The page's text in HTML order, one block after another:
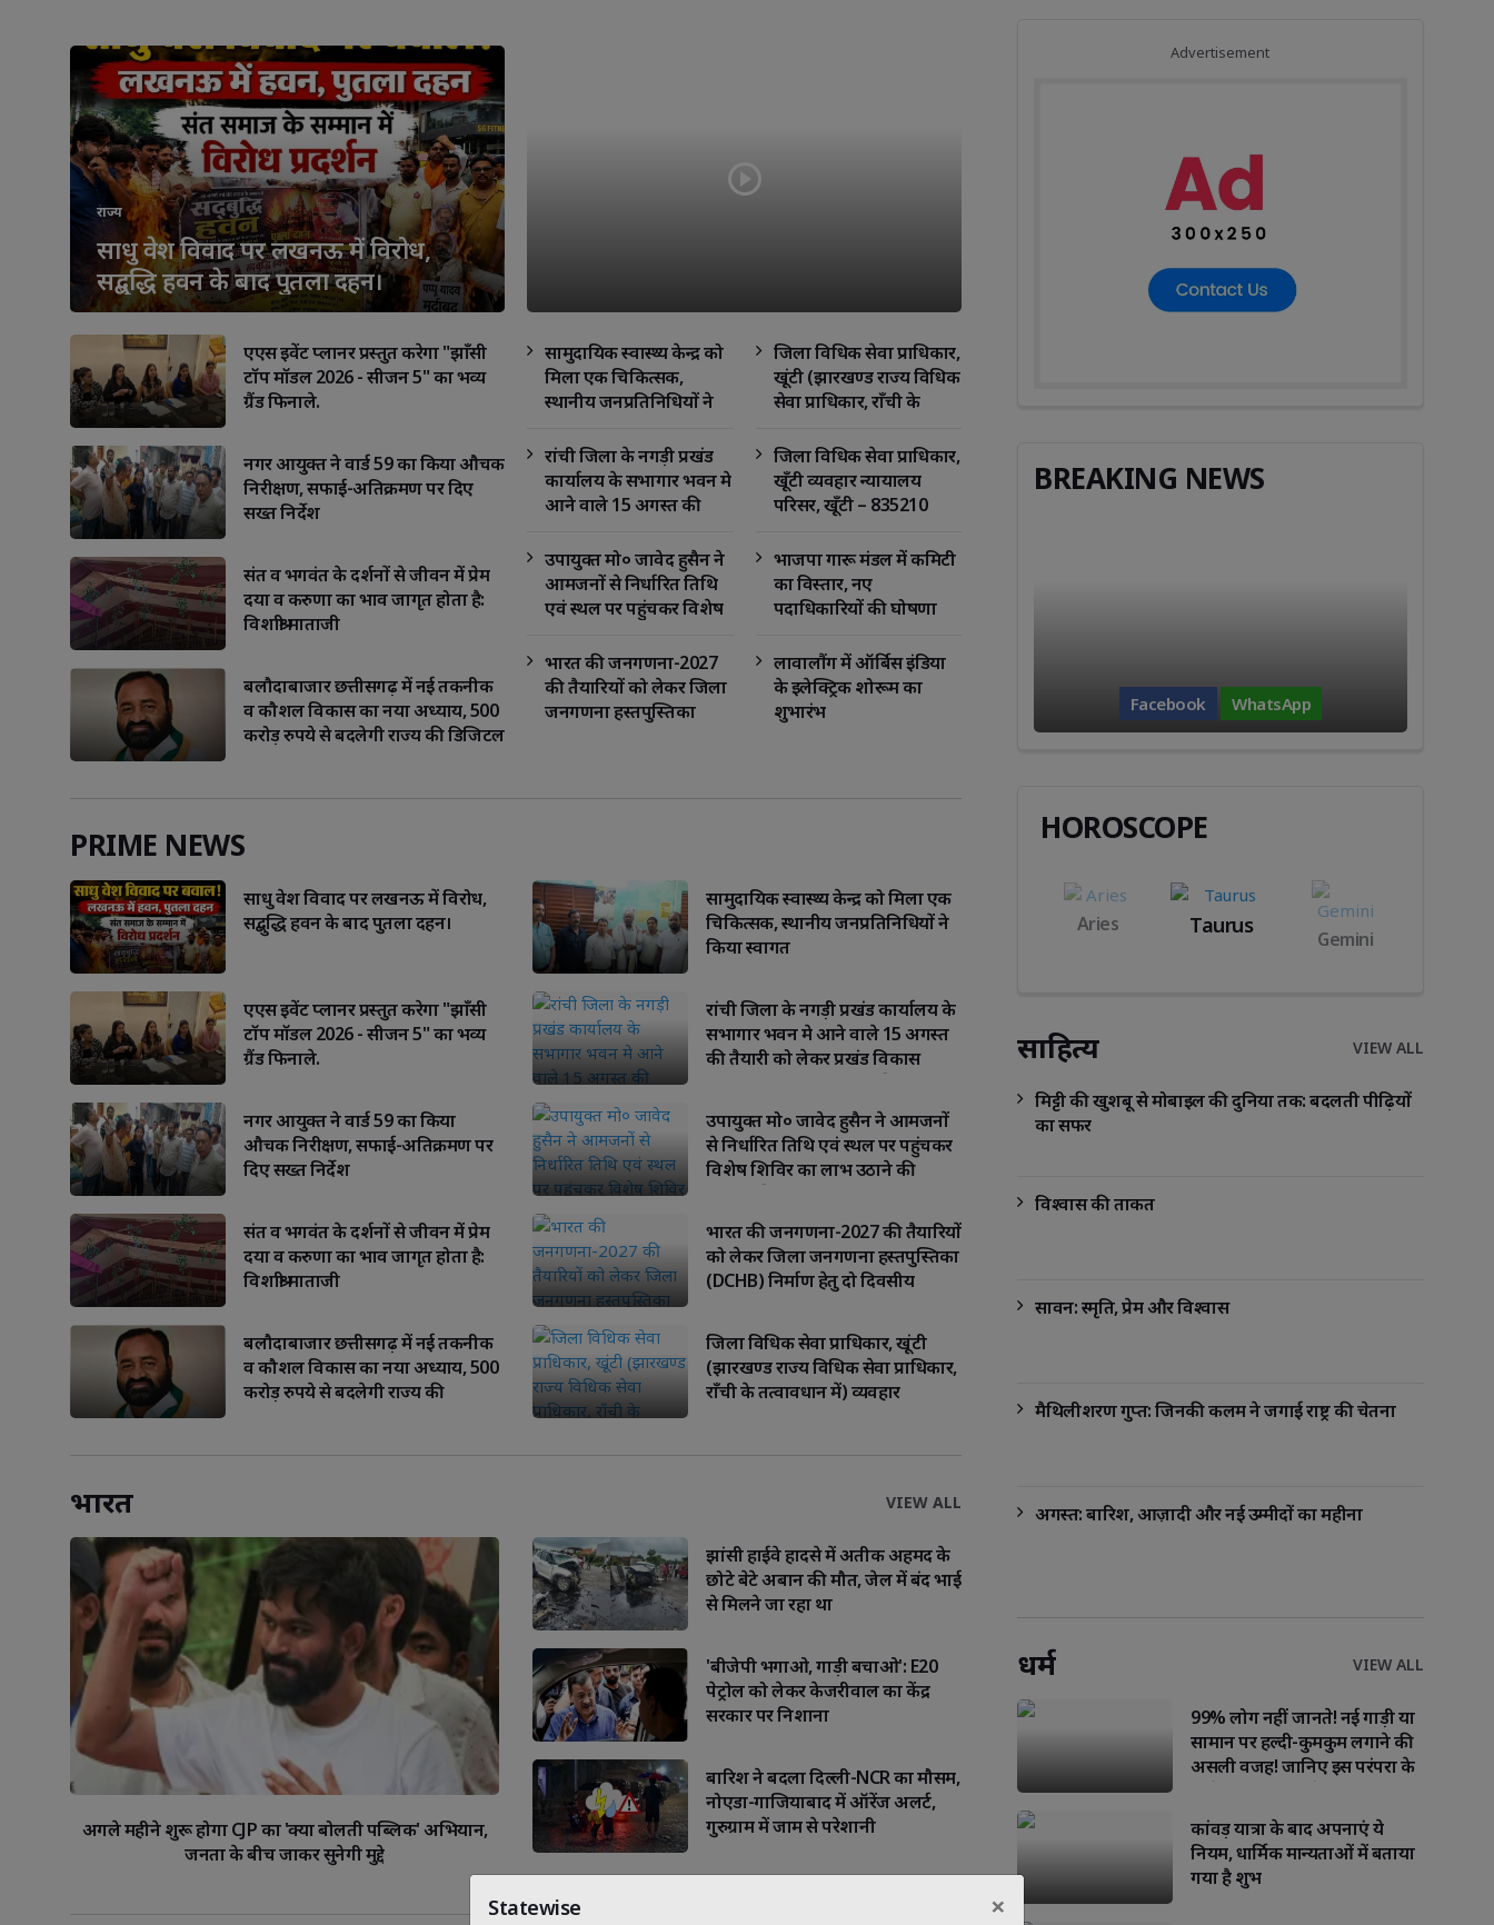
राज्य
साधु वेश विवाद पर लखनऊ में विरोध,
सद्बुद्धि हवन के बाद पुतला दहन।
एएस इवेंट प्लानर प्रस्तुत करेगा "झाँसी
टॉप मॉडल 2026 - सीजन 5" का भव्य
ग्रैंड फिनाले.
नगर आयुक्त ने वार्ड 59 का किया औचक
निरीक्षण, सफाई-अतिक्रमण पर दिए
सख्त निर्देश
संत व भगवंत के दर्शनों से जीवन में प्रेम
दया व करुणा का भाव जागृत होता है:
विशाश्री माताजी
बलौदाबाजार छत्तीसगढ़ में नई तकनीक
व कौशल विकास का नया अध्याय, 500
करोड़ रुपये से बदलेगी राज्य की डिजिटल
सामुदायिक स्वास्थ्य केन्द्र को
मिला एक चिकित्सक,
स्थानीय जनप्रतिनिधियों ने
रांची जिला के नगड़ी प्रखंड
कार्यालय के सभागार भवन मे
आने वाले 15 अगस्त की
विकास पदाधिकारी दीपाली
भगत की अध्यक्षता की एक
अहम बैठक
उपायुक्त मो० जावेद हुसैन ने
आमजनों से निर्धारित तिथि
एवं स्थल पर पहुंचकर विशेष
अपील की
भारत की जनगणना-2027
की तैयारियों को लेकर जिला
जनगणना हस्तपुस्तिका
जिला विधिक सेवा प्राधिकार,
खूंटी (झारखण्ड राज्य विधिक
सेवा प्राधिकार, राँची के
न्यायालय परिसर
जिला विधिक सेवा प्राधिकार,
खूँटी व्यवहार न्यायालय
परिसर, खूँटी – 835210
भाजपा गारू मंडल में कमिटी
का विस्तार, नए
पदाधिकारियों की घोषणा
लावालौंग में ऑर्बिस इंडिया
के इलेक्ट्रिक शोरूम का
शुभारंभ
PRIME NEWS
साधु वेश विवाद पर लखनऊ में विरोध,
सद्बुद्धि हवन के बाद पुतला दहन।
एएस इवेंट प्लानर प्रस्तुत करेगा "झाँसी
टॉप मॉडल 2026 - सीजन 5" का भव्य
ग्रैंड फिनाले.
नगर आयुक्त ने वार्ड 59 का किया
औचक निरीक्षण, सफाई-अतिक्रमण पर
दिए सख्त निर्देश
संत व भगवंत के दर्शनों से जीवन में प्रेम
दया व करुणा का भाव जागृत होता है:
विशाश्री माताजी
बलौदाबाजार छत्तीसगढ़ में नई तकनीक
व कौशल विकास का नया अध्याय, 500
करोड़ रुपये से बदलेगी राज्य की
सामुदायिक स्वास्थ्य केन्द्र को मिला एक
चिकित्सक, स्थानीय जनप्रतिनिधियों ने
किया स्वागत
रांची जिला के नगड़ी प्रखंड कार्यालय के
सभागार भवन मे आने वाले 15 अगस्त
की तैयारी को लेकर प्रखंड विकास
की एक अहम बैठक
उपायुक्त मो० जावेद हुसैन ने आमजनों
से निर्धारित तिथि एवं स्थल पर पहुंचकर
विशेष शिविर का लाभ उठाने की
भारत की जनगणना-2027 की तैयारियों
को लेकर जिला जनगणना हस्तपुस्तिका
(DCHB) निर्माण हेतु दो दिवसीय
जिला विधिक सेवा प्राधिकार, खूंटी
(झारखण्ड राज्य विधिक सेवा प्राधिकार,
राँची के तत्वावधान में) व्यवहार
भारत VIEW ALL
अगले महीने शुरू होगा CJP का 'क्या बोलती पब्लिक' अभियान,
जनता के बीच जाकर सुनेगी मुद्दे
झांसी हाईवे हादसे में अतीक अहमद के
छोटे बेटे अबान की मौत, जेल में बंद भाई
से मिलने जा रहा था
'बीजेपी भगाओ, गाड़ी बचाओ': E20
पेट्रोल को लेकर केजरीवाल का केंद्र
सरकार पर निशाना
बारिश ने बदला दिल्ली-NCR का मौसम,
नोएडा-गाजियाबाद में ऑरेंज अलर्ट,
गुरुग्राम में जाम से परेशानी
Advertisement
BREAKING NEWS
WhatsApp Facebook WhatsApp Facebook Facebook WhatsApp
HOROSCOPE
Libra
Sagittarius Capricorn
Pisces Aries Taurus
Gemini
साहित्य VIEW ALL
मिट्टी की खुशबू से मोबाइल की दुनिया तक: बदलती पीढ़ियों
का सफर
विश्वास की ताकत
सावन: स्मृति, प्रेम और विश्वास
मैथिलीशरण गुप्त: जिनकी कलम ने जगाई राष्ट्र की चेतना
अगस्त: बारिश, आज़ादी और नई उम्मीदों का महीना
धर्म VIEW ALL
99% लोग नहीं जानते! नई गाड़ी या
सामान पर हल्दी-कुमकुम लगाने की
असली वजह! जानिए इस परंपरा के
कांवड़ यात्रा के बाद अपनाएं ये
नियम, धार्मिक मान्यताओं में बताया
गया है शुभ
Statewise ×